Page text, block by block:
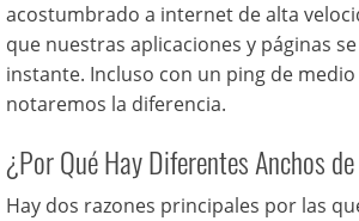
acostumbrado a internet de alta
que nuestras aplicaciones y páginas
instante. Incluso con un ping de
notaremos la diferencia.
¿Por Qué Hay Diferentes Anchos
Hay dos razones principales por las